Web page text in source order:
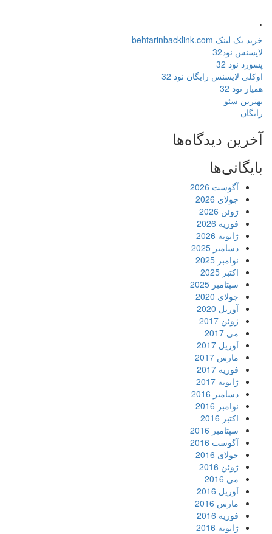
خرید بک لینک behtarinbacklink.com
لایسنس نود32
پسورد نود 32
اوکلی لایسنس رایگان نود 32
همیار نود 32
بهترین سئو
رایگان
آخرین دیدگاه‌ها
بایگانی‌ها
آگوست 2026
جولای 2026
ژوئن 2026
فوریه 2026
ژانویه 2026
دسامبر 2025
نوامبر 2025
اکتبر 2025
سپتامبر 2025
جولای 2020
آوریل 2020
ژوئن 2017
می 2017
آوریل 2017
مارس 2017
فوریه 2017
ژانویه 2017
دسامبر 2016
نوامبر 2016
اکتبر 2016
سپتامبر 2016
آگوست 2016
جولای 2016
ژوئن 2016
می 2016
آوریل 2016
مارس 2016
فوریه 2016
ژانویه 2016